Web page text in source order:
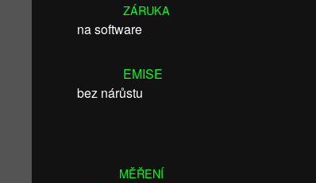
ZÁRUKA
na software
EMISE
bez nárůstu
MĚŘENÍ